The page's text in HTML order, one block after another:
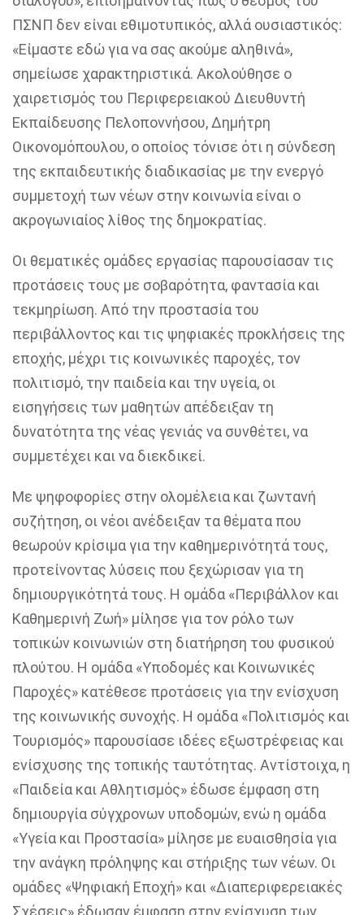
ΠΣΝΠ δεν είναι εθιμοτυπικός, αλλά ουσιαστικός:
«Είμαστε εδώ για να σας ακούμε αληθινά»,
σημείωσε χαρακτηριστικά. Ακολούθησε ο
χαιρετισμός του Περιφερειακού Διευθυντή
Εκπαίδευσης Πελοποννήσου, Δημήτρη
Οικονομόπουλου, ο οποίος τόνισε ότι η σύνδεση
της εκπαιδευτικής διαδικασίας με την ενεργό
συμμετοχή των νέων στην κοινωνία είναι ο
ακρογωνιαίος λίθος της δημοκρατίας.
Οι θεματικές ομάδες εργασίας παρουσίασαν τις
προτάσεις τους με σοβαρότητα, φαντασία και
τεκμηρίωση. Από την προστασία του
περιβάλλοντος και τις ψηφιακές προκλήσεις της
εποχής, μέχρι τις κοινωνικές παροχές, τον
πολιτισμό, την παιδεία και την υγεία, οι
εισηγήσεις των μαθητών απέδειξαν τη
δυνατότητα της νέας γενιάς να συνθέτει, να
συμμετέχει και να διεκδικεί.
Με ψηφοφορίες στην ολομέλεια και ζωντανή
συζήτηση, οι νέοι ανέδειξαν τα θέματα που
θεωρούν κρίσιμα για την καθημερινότητά τους,
προτείνοντας λύσεις που ξεχώρισαν για τη
δημιουργικότητά τους. Η ομάδα «Περιβάλλον και
Καθημερινή Ζωή» μίλησε για τον ρόλο των
τοπικών κοινωνιών στη διατήρηση του φυσικού
πλούτου. Η ομάδα «Υποδομές και Κοινωνικές
Παροχές» κατέθεσε προτάσεις για την ενίσχυση
της κοινωνικής συνοχής. Η ομάδα «Πολιτισμός και
Τουρισμός» παρουσίασε ιδέες εξωστρέφειας και
ενίσχυσης της τοπικής ταυτότητας. Αντίστοιχα, η
«Παιδεία και Αθλητισμός» έδωσε έμφαση στη
δημιουργία σύγχρονων υποδομών, ενώ η ομάδα
«Υγεία και Προστασία» μίλησε με ευαισθησία για
την ανάγκη πρόληψης και στήριξης των νέων. Οι
ομάδες «Ψηφιακή Εποχή» και «Διαπεριφερειακές
Σχέσεις» έδωσαν έμφαση στην ενίσχυση των